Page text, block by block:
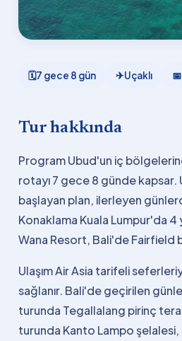
🗓7 gece 8 gün ✈Uçaklı 📅
Tur hakkında
Program Ubud'un iç
rotayı 7 gece 8 günde
başlayan plan, ilerleyen
Konaklama Kuala Lumpur'da 4
Wana Resort, Bali'de Fairfield
Ulaşım Air Asia tarifeli
sağlanır. Bali'de geçirilen
turunda Tegallalang pirinç
turunda Kanto Lampo şelalesi,